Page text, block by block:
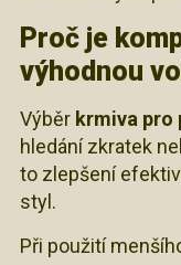
Proč je
výhodnou
Výběr krmiva pro
hledání zkratek
to zlepšení
styl.
Při použití